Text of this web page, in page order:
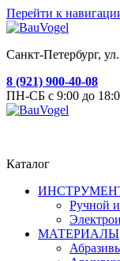
Перейти к
Санкт-Петербург,
8 (921) 900-40-08
ПН-СБ с 9:00 до
Каталог
Ручной
МАТЕРИАЛЫ